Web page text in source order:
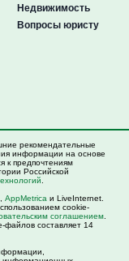
Недвижимость
Вопросы юристу
рекомендательные
информации на основе
к предпочтениям
Российской
AppMetrica и LiveInternet.
cookie-
соглашением
файлов составляет 14